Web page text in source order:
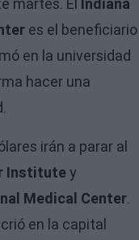
martes. El Indiana
es el beneficiario
en la universidad
hacer una
irán a parar al
Institutey
Medical Center.
en la capital